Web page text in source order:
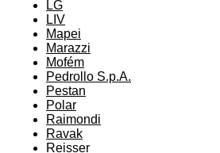
LG
LIV
Mapei
Marazzi
Mofém
Pedrollo S.p.A.
Pestan
Polar
Raimondi
Ravak
Reisser